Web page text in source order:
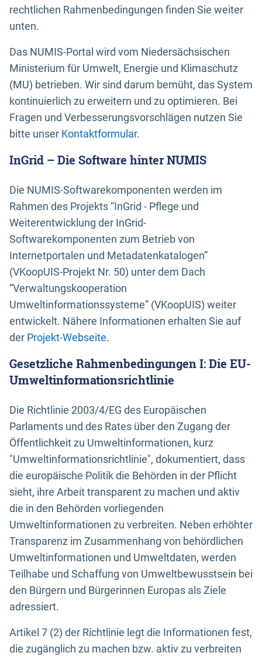
rechtlichen Rahmenbedingungen finden Sie weiter
unten.
Das NUMIS-Portal wird vom Niedersächsischen
Ministerium für Umwelt, Energie und Klimaschutz
(MU) betrieben. Wir sind darum bemüht, das System
kontinuierlich zu erweitern und zu optimieren. Bei
Fragen und Verbesserungsvorschlägen nutzen Sie
bitte unser Kontaktformular.
InGrid – Die Software hinter NUMIS
Die NUMIS-Softwarekomponenten werden im
Rahmen des Projekts “InGrid - Pflege und
Weiterentwicklung der InGrid-
Softwarekomponenten zum Betrieb von
Internetportalen und Metadatenkatalogen”
(VKoopUIS-Projekt Nr. 50) unter dem Dach
“Verwaltungskooperation
Umweltinformationssysteme” (VKoopUIS) weiter
entwickelt. Nähere Informationen erhalten Sie auf
der Projekt-Webseite.
Gesetzliche Rahmenbedingungen I: Die EU-
Umweltinformationsrichtlinie
Die Richtlinie 2003/4/EG des Europäischen
Parlaments und des Rates über den Zugang der
Öffentlichkeit zu Umweltinformationen, kurz
"Umweltinformationsrichtlinie", dokumentiert, dass
die europäische Politik die Behörden in der Pflicht
sieht, ihre Arbeit transparent zu machen und aktiv
die in den Behörden vorliegenden
Umweltinformationen zu verbreiten. Neben erhöhter
Transparenz im Zusammenhang von behördlichen
Umweltinformationen und Umweltdaten, werden
Teilhabe und Schaffung von Umweltbewusstsein bei
den Bürgern und Bürgerinnen Europas als Ziele
adressiert.
Artikel 7 (2) der Richtlinie legt die Informationen fest,
die zugänglich zu machen bzw. aktiv zu verbreiten